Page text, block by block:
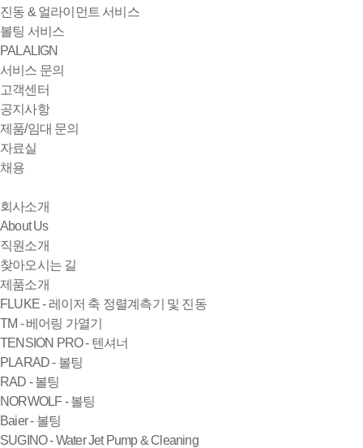
진동 & 얼라이먼트 서비스
볼팅 서비스
PALALIGN
서비스 문의
고객센터
공지사항
제품/임대 문의
자료실
채용
회사소개
About Us
직원소개
찾아오시는 길
제품소개
FLUKE - 레이저 축 정렬계측기 및 진동
TM - 베어링 가열기
TENSION PRO - 텐셔너
PLARAD - 볼팅
RAD - 볼팅
NORWOLF - 볼팅
Baier - 볼팅
SUGINO - Water Jet Pump & Cleaning